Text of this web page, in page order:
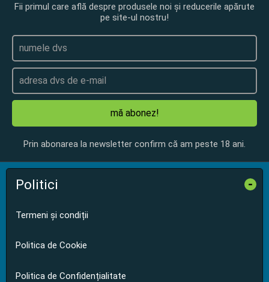
Fii primul care află despre produsele noi și reducerile apărute
pe site-ul nostru!
mă abonez!
Prin abonarea la newsletter confirm că am peste 18 ani.
Politici -
Termeni și condiții
Politica de Cookie
Politica de Confidențialitate